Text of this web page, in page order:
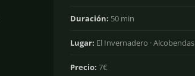
Duración: 50 min
Lugar: El Invernadero · Alcobendas
Precio: 7€